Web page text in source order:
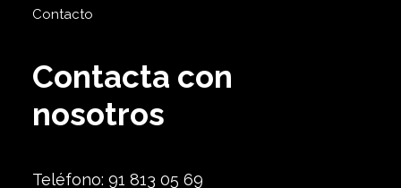
Contacto
Contacta con
nosotros
Teléfono: 91 813 05 69